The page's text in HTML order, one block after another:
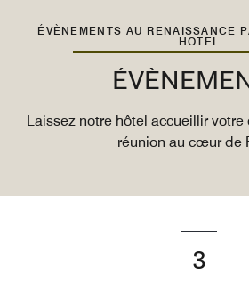
ÉVÈNEMENTS AU RENAISSANCE
HOTEL
Laissez notre hôtel accueillir votre
réunion au cœur de
3